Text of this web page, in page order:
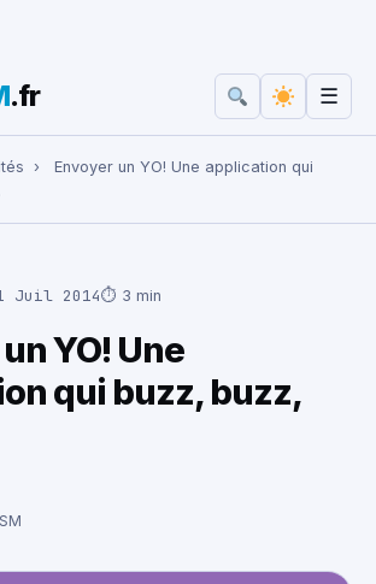
.fr ☰
›
Envoyer un YO! Une application qui
Juil 2014⏱ 3 min
YO! Une
qui buzz, buzz,